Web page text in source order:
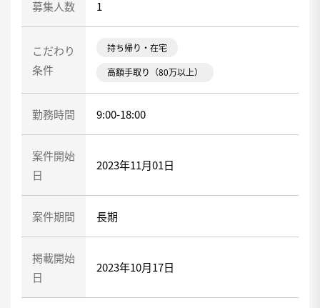
募集人数 1
こだわり
条件
持ち帰り・在宅
高額手取り（80万以上）
勤務時間 9:00-18:00
案件開始
日
2023年11月01日
案件期間 長期
掲載開始
日
2023年10月17日